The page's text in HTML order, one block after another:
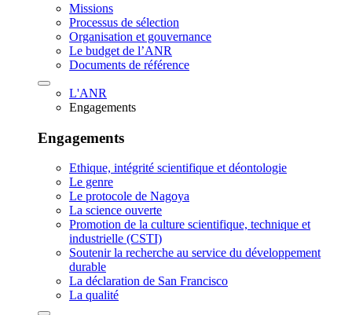
Missions
Processus de sélection
Organisation et gouvernance
Le budget de l’ANR
Documents de référence
L'ANR
Engagements
Engagements
Ethique, intégrité scientifique et déontologie
Le genre
Le protocole de Nagoya
La science ouverte
Promotion de la culture scientifique, technique et
industrielle (CSTI)
Soutenir la recherche au service du développement
durable
La déclaration de San Francisco
La qualité